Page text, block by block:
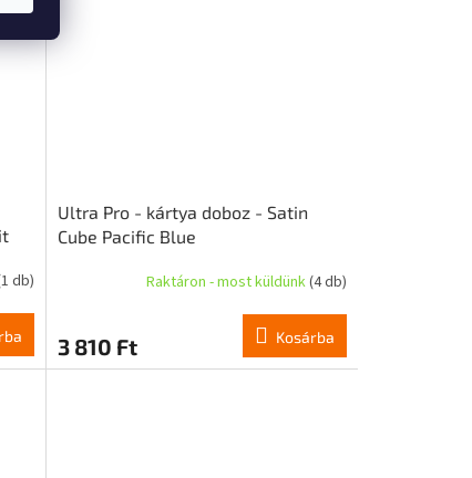
db)
Ultra Pro - kártya doboz - Satin
Cube Pacific Blue
Raktáron - most küldünk(4 db)
3 810 Ft Kosárba